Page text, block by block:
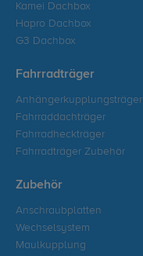
Kamei Dachbox
Hapro Dachbox
G3 Dachbox
Fahrradträger
Anhängerkupplungsträger
Fahrraddachträger
Fahrradheckträger
Fahrradträger Zubehör
Zubehör
Anschraubplatten
Wechselsystem
Maulkupplung